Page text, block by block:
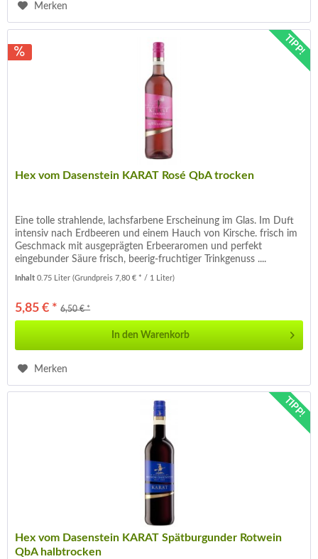
Merken
TIPP!
Hex vom Dasenstein KARAT Rosé QbA trocken
Eine tolle strahlende, lachsfarbene Erscheinung im Glas. Im Duft
intensiv nach Erdbeeren und einem Hauch von Kirsche. frisch im
Geschmack mit ausgeprägten Erbeeraromen und perfekt
eingebunder Säure frisch, beerig-fruchtiger Trinkgenuss ....
Inhalt0.75 Liter(Grundpreis 7,80 € * / 1 Liter)
5,85 € * 6,50 € *
In den Warenkorb
Merken
TIPP!
Hex vom Dasenstein KARAT Spätburgunder Rotwein
QbA halbtrocken